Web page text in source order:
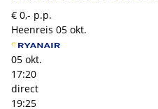
€ 0,- p.p.
Heenreis 05 okt.
05 okt.
17:20
direct
19:25